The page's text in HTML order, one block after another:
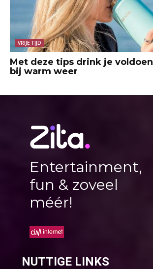
VRIJE TIJD
Met deze tips drink je
bij warm weer
Entertainment,
fun & zoveel
méér!
NUTTIGE LINKS